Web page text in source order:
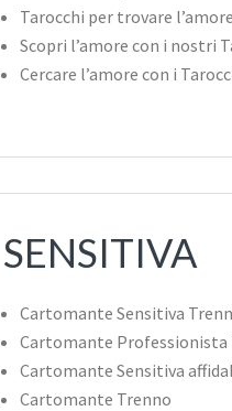
Tarocchi per trovare
Scopri l’amore con i nostri
Cercare l’amore con i
Cartomante Sensitiva
Cartomante Professionista
Cartomante Sensitiva
Cartomante Trenno